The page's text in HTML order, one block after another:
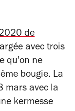
de
avec trois
qu'on ne
bougie. La
mars avec la
kermesse